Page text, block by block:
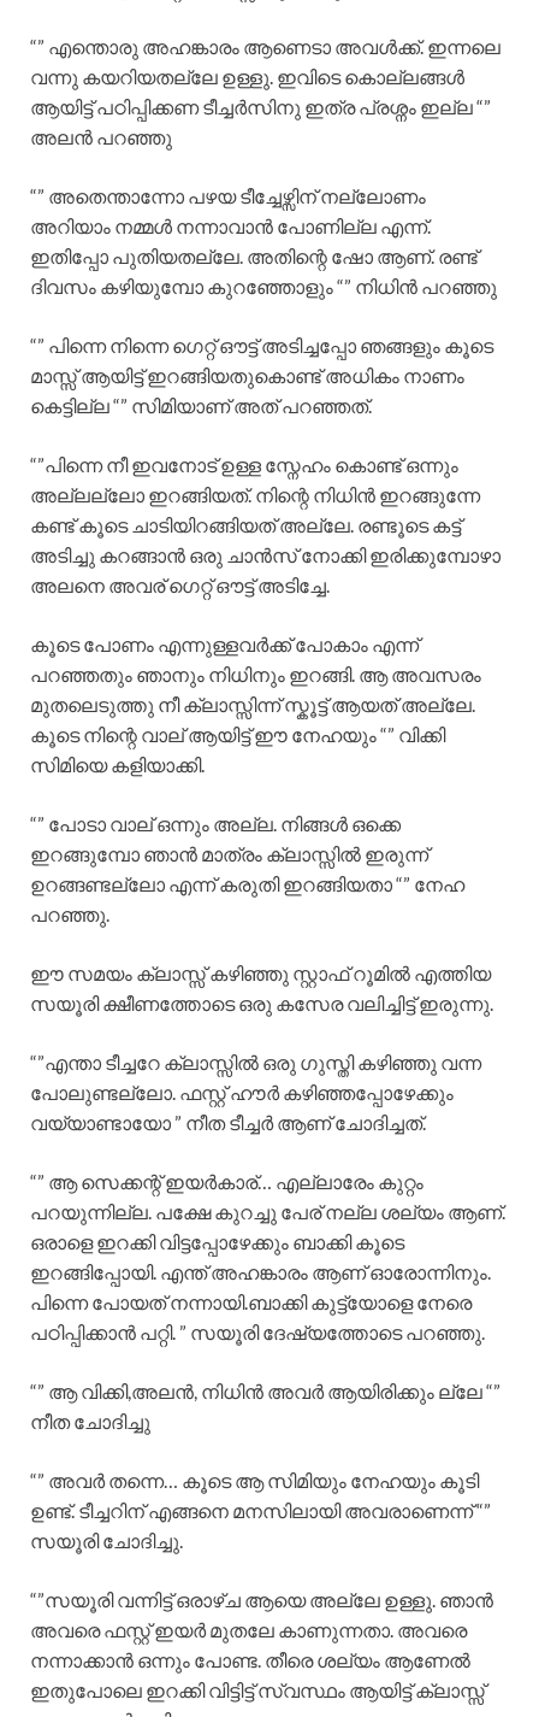
“” എന്തൊരു അഹങ്കാരം ആണെടാ അവൾക്ക്. ഇന്നലെ
വന്നു കയറിയതല്ലേ ഉള്ളു. ഇവിടെ കൊല്ലങ്ങൾ
ആയിട്ട് പഠിപ്പിക്കണ ടീച്ചർസിനു ഇത്ര പ്രശ്നം ഇല്ല “”
അലൻ പറഞ്ഞു
“” അതെന്താന്നോ പഴയ ടീച്ചേഴ്സിന് നല്ലോണം
അറിയാം നമ്മൾ നന്നാവാൻ പോണില്ല എന്ന്.
ഇതിപ്പോ പുതിയതല്ലേ. അതിന്റെ ഷോ ആണ്. രണ്ട്
ദിവസം കഴിയുമ്പോ കുറഞ്ഞോളും “” നിധിൻ പറഞ്ഞു
“” പിന്നെ നിന്നെ ഗെറ്റ് ഔട്ട്‌ അടിച്ചപ്പോ ഞങ്ങളും കൂടെ
മാസ്സ് ആയിട്ട് ഇറങ്ങിയതുകൊണ്ട് അധികം നാണം
കെട്ടില്ല “” സിമിയാണ് അത് പറഞ്ഞത്.
“”പിന്നെ നീ ഇവനോട് ഉള്ള സ്നേഹം കൊണ്ട് ഒന്നും
അല്ലല്ലോ ഇറങ്ങിയത്. നിന്റെ നിധിൻ ഇറങ്ങുന്നേ
കണ്ട് കൂടെ ചാടിയിറങ്ങിയത് അല്ലേ. രണ്ടൂടെ കട്ട്‌
അടിച്ചു കറങ്ങാൻ ഒരു ചാൻസ് നോക്കി ഇരിക്കുമ്പോഴാ
അലനെ അവര് ഗെറ്റ് ഔട്ട്‌ അടിച്ചേ.
കൂടെ പോണം എന്നുള്ളവർക്ക് പോകാം എന്ന്
പറഞ്ഞതും ഞാനും നിധിനും ഇറങ്ങി. ആ അവസരം
മുതലെടുത്തു നീ ക്ലാസ്സിന്ന് സ്കൂട്ട് ആയത് അല്ലേ.
കൂടെ നിന്റെ വാല് ആയിട്ട് ഈ നേഹയും “” വിക്കി
സിമിയെ കളിയാക്കി.
“” പോടാ വാല് ഒന്നും അല്ല. നിങ്ങൾ ഒക്കെ
ഇറങ്ങുമ്പോ ഞാൻ മാത്രം ക്ലാസ്സിൽ ഇരുന്ന്
ഉറങ്ങണ്ടല്ലോ എന്ന് കരുതി ഇറങ്ങിയതാ “” നേഹ
പറഞ്ഞു.
ഈ സമയം ക്ലാസ്സ്‌ കഴിഞ്ഞു സ്റ്റാഫ്‌ റൂമിൽ എത്തിയ
സയൂരി ക്ഷീണത്തോടെ ഒരു കസേര വലിച്ചിട്ട് ഇരുന്നു.
“”എന്താ ടീച്ചറേ ക്ലാസ്സിൽ ഒരു ഗുസ്തി കഴിഞ്ഞു വന്ന
പോലുണ്ടല്ലോ. ഫസ്റ്റ് ഹൗർ കഴിഞ്ഞപ്പോഴേക്കും
വയ്യാണ്ടായോ ” നീത ടീച്ചർ ആണ് ചോദിച്ചത്.
“” ആ സെക്കന്റ്‌ ഇയർകാര്… എല്ലാരേം കുറ്റം
പറയുന്നില്ല. പക്ഷേ കുറച്ചു പേര് നല്ല ശല്യം ആണ്.
ഒരാളെ ഇറക്കി വിട്ടപ്പോഴേക്കും ബാക്കി കൂടെ
ഇറങ്ങിപ്പോയി. എന്ത് അഹങ്കാരം ആണ് ഓരോന്നിനും.
പിന്നെ പോയത് നന്നായി.ബാക്കി കുട്ട്യോളെ നേരെ
പഠിപ്പിക്കാൻ പറ്റി. ” സയൂരി ദേഷ്യത്തോടെ പറഞ്ഞു.
“” ആ വിക്കി,അലൻ, നിധിൻ അവർ ആയിരിക്കും ല്ലേ “”
നീത ചോദിച്ചു
“” അവർ തന്നെ… കൂടെ ആ സിമിയും നേഹയും കൂടി
ഉണ്ട്. ടീച്ചറിന് എങ്ങനെ മനസിലായി അവരാണെന്ന് “”
സയൂരി ചോദിച്ചു.
“”സയൂരി വന്നിട്ട് ഒരാഴ്ച ആയെ അല്ലേ ഉള്ളു. ഞാൻ
അവരെ ഫസ്റ്റ് ഇയർ മുതലേ കാണുന്നതാ. അവരെ
നന്നാക്കാൻ ഒന്നും പോണ്ട. തീരെ ശല്യം ആണേൽ
ഇതുപോലെ ഇറക്കി വിട്ടിട്ട് സ്വസ്ഥം ആയിട്ട് ക്ലാസ്സ്‌